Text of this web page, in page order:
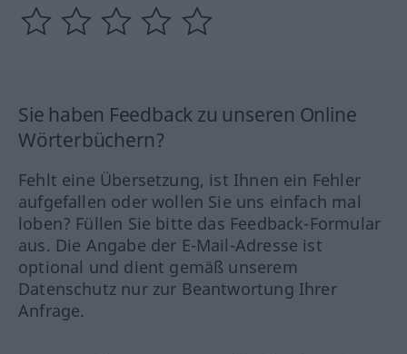
Sie haben Feedback zu unseren Online
Wörterbüchern?
Fehlt eine Übersetzung, ist Ihnen ein Fehler
aufgefallen oder wollen Sie uns einfach mal
loben? Füllen Sie bitte das Feedback-Formular
aus. Die Angabe der E-Mail-Adresse ist
optional und dient gemäß unserem
Datenschutz nur zur Beantwortung Ihrer
Anfrage.